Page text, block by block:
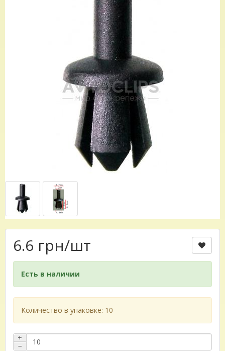
6.6 грн/шт
Есть в наличии
Количество в упаковке: 10
+
−